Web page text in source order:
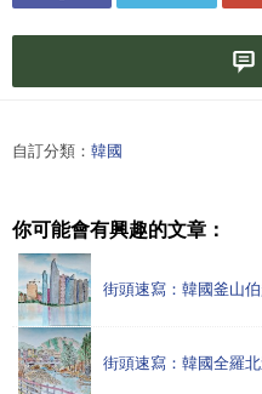
自訂分類： 韓國
你可能會有興趣的文章：
街頭速寫：韓國釜山
街頭速寫：韓國全羅